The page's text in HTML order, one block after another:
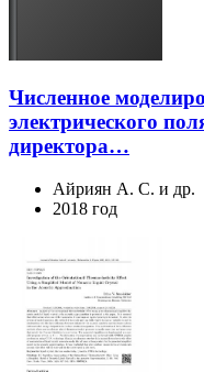
Численное
электрического
директора…
Айриян А. С. и др.
2018 год